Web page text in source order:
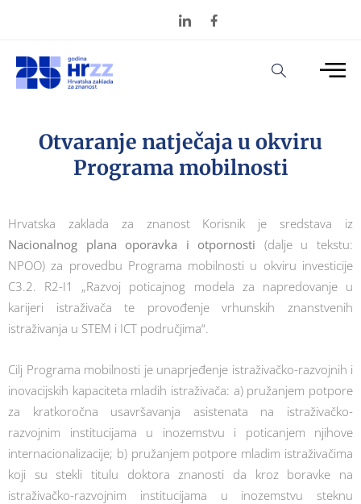
Otvaranje natječaja u okviru
Programa mobilnosti
Hrvatska zaklada za znanost Korisnik je sredstava iz
Nacionalnog plana oporavka i otpornosti (dalje u tekstu:
NPOO) za provedbu Programa mobilnosti u okviru investicije
C3.2. R2-I1 „Razvoj poticajnog modela za napredovanje u
karijeri istraživača te provođenje vrhunskih znanstvenih
istraživanja u STEM i ICT područjima“.
Cilj Programa mobilnosti je unaprjeđenje istraživačko-razvojnih i
inovacijskih kapaciteta mladih istraživača: a) pružanjem potpore
za kratkoročna usavršavanja asistenata na istraživačko-
razvojnim institucijama u inozemstvu i poticanjem njihove
internacionalizacije; b) pružanjem potpore mladim istraživačima
koji su stekli titulu doktora znanosti da kroz boravke na
istraživačko-razvojnim institucijama u inozemstvu steknu